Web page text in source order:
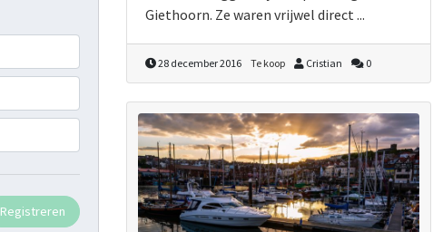
Giethoorn. Ze waren vrijwel direct ...
28 december 2016 Te koop Cristian 0